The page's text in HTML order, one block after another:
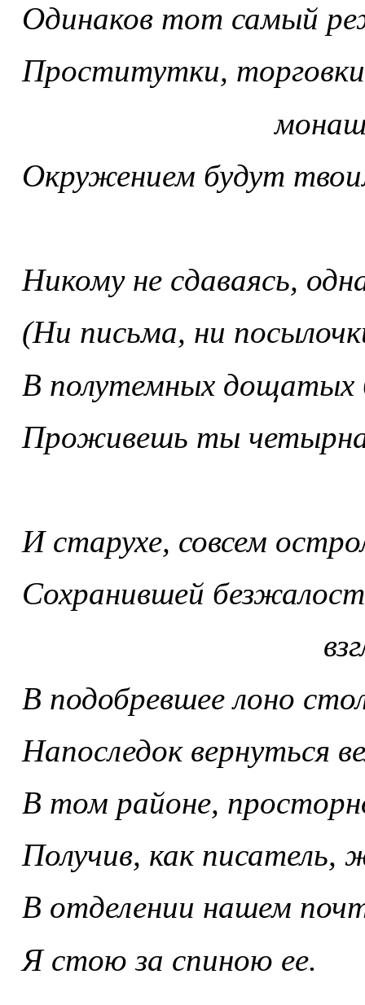
Одинаков тот самый
Проститутки,
Окружением будут
Никому не сдаваясь,
(Ни письма, ни
В полутемных дощатых
Проживешь ты
И старухе, совсем
Сохранившей
В подобревшее лоно
Напоследок вернуться
В том районе,
Получив, как писатель,
В отделении нашем
Я стою за спиною ее.